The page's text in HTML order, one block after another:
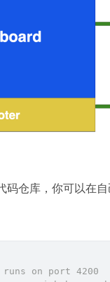
码仓库，你可以在
on port 4200